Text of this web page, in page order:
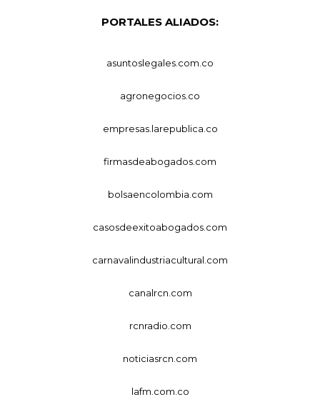
PORTALES ALIADOS:
asuntoslegales.com.co
agronegocios.co
empresas.larepublica.co
firmasdeabogados.com
bolsaencolombia.com
casosdeexitoabogados.com
carnavalindustriacultural.com
canalrcn.com
rcnradio.com
noticiasrcn.com
lafm.com.co